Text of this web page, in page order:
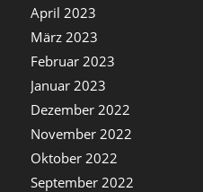
April 2023
März 2023
Februar 2023
Januar 2023
Dezember 2022
November 2022
Oktober 2022
September 2022